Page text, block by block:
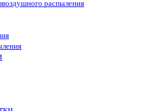
распыления